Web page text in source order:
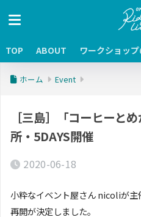
TOP ABOUT ワークショッ
ホーム Event
［三島］「コーヒーと
所・5DAYS開催
2020-06-18
小粋なイベント屋さん nicoliが
再開が決定しました。